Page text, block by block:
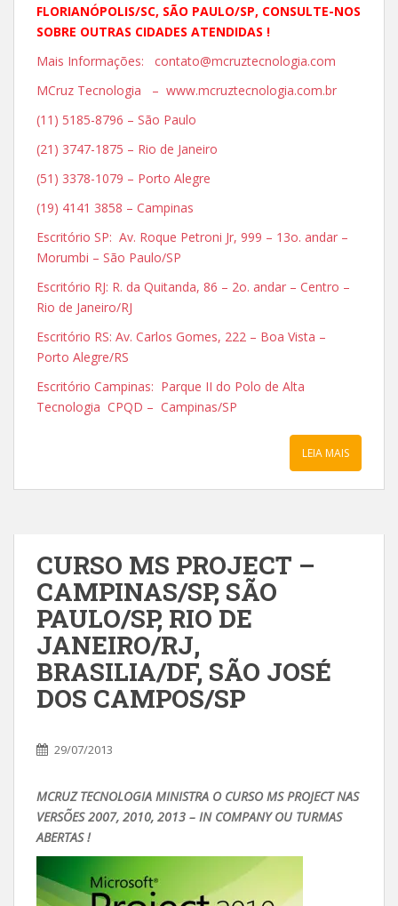
FLORIANÓPOLIS/SC, SÃO PAULO/SP, CONSULTE-NOS
SOBRE OUTRAS CIDADES ATENDIDAS !
Mais Informações: contato@mcruztecnologia.com
MCruz Tecnologia – www.mcruztecnologia.com.br
(11) 5185-8796 – São Paulo
(21) 3747-1875 – Rio de Janeiro
(51) 3378-1079 – Porto Alegre
(19) 4141 3858 – Campinas
Escritório SP: Av. Roque Petroni Jr, 999 – 13o. andar –
Morumbi – São Paulo/SP
Escritório RJ: R. da Quitanda, 86 – 2o. andar – Centro –
Rio de Janeiro/RJ
Escritório RS: Av. Carlos Gomes, 222 – Boa Vista –
Porto Alegre/RS
Escritório Campinas: Parque II do Polo de Alta
Tecnologia CPQD – Campinas/SP
LEIA MAIS
CURSO MS PROJECT –
CAMPINAS/SP, SÃO
PAULO/SP, RIO DE
JANEIRO/RJ,
BRASILIA/DF, SÃO JOSÉ
DOS CAMPOS/SP
29/07/2013
MCRUZ TECNOLOGIA MINISTRA O CURSO MS PROJECT NAS
VERSÕES 2007, 2010, 2013 – IN COMPANY OU TURMAS
ABERTAS !